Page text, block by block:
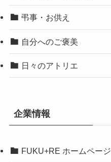
弔事・お供え
自分へのご褒美
日々のアトリエ
企業情報
FUKU+RE ホームページ